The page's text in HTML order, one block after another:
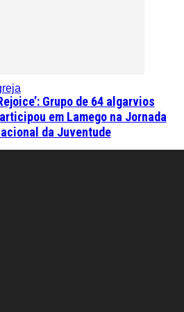
Grupo de 64 algarvios
em Lamego na Jornada
da Juventude